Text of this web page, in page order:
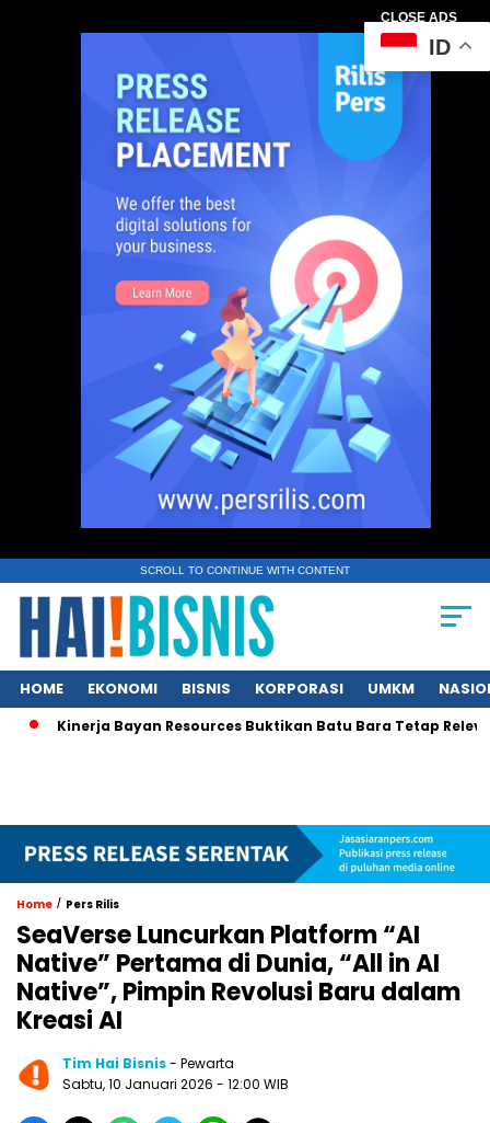
CLOSE ADS
SCROLL TO CONTINUE WITH CONTENT
HOME EKONOMI BISNIS KORPORASI UMKM
Kinerja Bayan Resources Buktikan Batu Bara Tetap Relevan
Home / Pers Rilis
SeaVerse Luncurkan Platform “AI
Native” Pertama di Dunia, “All in AI
Native”, Pimpin Revolusi Baru dalam
Kreasi AI
Tim Hai Bisnis- Pewarta
Sabtu, 10 Januari 2026 - 12:00 WIB
ID